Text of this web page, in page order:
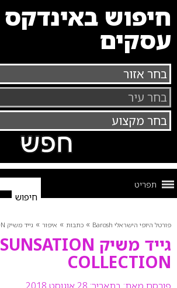
חיפוש באינדקס
עסקים
תפריט
פורטל היופי הישראלי Barosh » כתבות » איפור » גייד משיק SUNSATION COLLECTION
גייד משיק SUNSATION
COLLECTION